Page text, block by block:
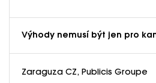
Výhody nemusí být jen pro
Zaraguza CZ, Publicis Groupe